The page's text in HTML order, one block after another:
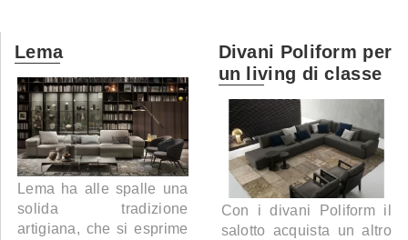
Lema
Lema ha alle spalle una
solida tradizione
artigiana, che si esprime
Divani Poliform per
un living di classe
Con i divani Poliform il
salotto acquista un altro